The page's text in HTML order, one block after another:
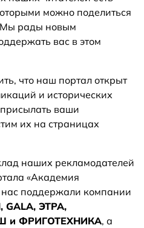
можно поделиться
Мы рады новым
вас в этом
что наш портал открыт
и исторических
присылать ваши
их на страницах
наших рекламодателей
«Академия
нас поддержали компании
ЭТРА,
и ФРИГОТЕХНИКА, а